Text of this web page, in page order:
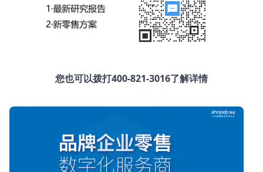
您也可以拨打400-821-3016了解详情